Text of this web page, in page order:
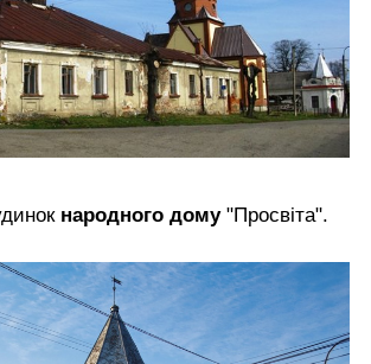
народного дому"Просвіта".